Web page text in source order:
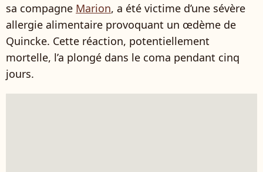
sa compagne Marion, a été victime d’une sévère
allergie alimentaire provoquant un œdème de
Quincke. Cette réaction, potentiellement
mortelle, l’a plongé dans le coma pendant cinq
jours.